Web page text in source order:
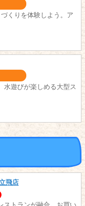
くりを体験しよう。ア
水遊びが楽しめる大型ス
飛店